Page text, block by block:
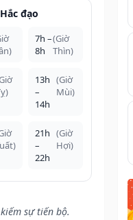
đạo
7h –
8h
(Giờ
Thìn)
13h
–
14h
(Giờ
Mùi)
21h
–
22h
(Giờ
Hợi)
sự tiến bộ.